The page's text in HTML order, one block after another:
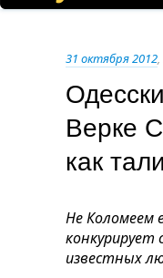
31 октября 2012,
Верке
как
Не Коломеем
известных